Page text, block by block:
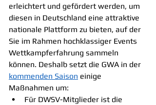
erleichtert und gefördert werden, um
diesen in Deutschland eine attraktive
nationale Plattform zu bieten, auf der
Sie im Rahmen hochklassiger Events
Wettkampferfahrung sammeln
können. Deshalb setzt die GWA in der
kommenden Saison einige
Maßnahmen um:
Für DWSV-Mitglieder ist die